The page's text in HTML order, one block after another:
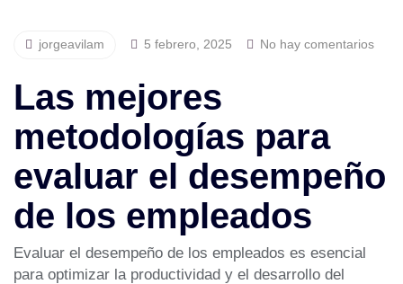
jorgeavilam 5 febrero, 2025 No hay comentarios
Las mejores
metodologías para
evaluar el desempeño
de los empleados
Evaluar el desempeño de los empleados es esencial
para optimizar la productividad y el desarrollo del